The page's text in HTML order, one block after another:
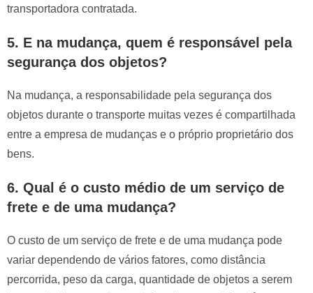
transportadora contratada.
5. E na mudança, quem é responsável pela
segurança dos objetos?
Na mudança, a responsabilidade pela segurança dos
objetos durante o transporte muitas vezes é compartilhada
entre a empresa de mudanças e o próprio proprietário dos
bens.
6. Qual é o custo médio de um serviço de
frete e de uma mudança?
O custo de um serviço de frete e de uma mudança pode
variar dependendo de vários fatores, como distância
percorrida, peso da carga, quantidade de objetos a serem